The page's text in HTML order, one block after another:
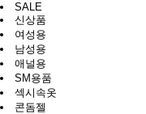
SALE
신상품
여성용
남성용
애널용
SM용품
섹시속옷
콘돔젤